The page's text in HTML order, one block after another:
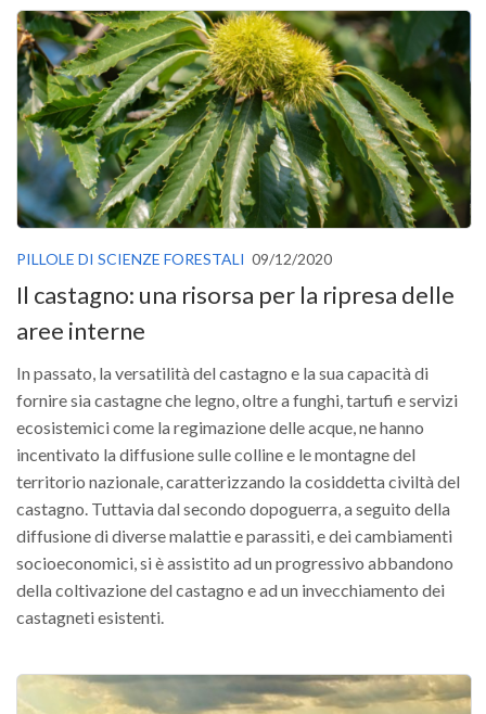
Versamento Quote di Iscrizione
Gruppi di Lavoro
Lista dei Gruppi di Lavoro SISEF
GdL Inquinamento e Foreste
GdL Terpeni in Ecologia
GdL Biodiversità Forestale
GdL Selvicoltura
GdL Ecologia del Suolo
GdL Pianificazione Forestale
GdL Geomatica Forestale
GdL Filiera del legno
GdL Gestione Incendi Boschivi
GdL Verde Urbano
GdL Comunicazione Forestale
GdL Foreste, Mitigazione, Adattamento
GdL Infrastrutture, Risorse, Innovazione
GdL “TreeTalkers”
PILLOLE DI SCIENZE FORESTALI 09/12/2020
Il castagno: una risorsa per la ripresa delle
aree interne
In passato, la versatilità del castagno e la sua capacità di
fornire sia castagne che legno, oltre a funghi, tartufi e servizi
ecosistemici come la regimazione delle acque, ne hanno
incentivato la diffusione sulle colline e le montagne del
territorio nazionale, caratterizzando la cosiddetta civiltà del
castagno. Tuttavia dal secondo dopoguerra, a seguito della
diffusione di diverse malattie e parassiti, e dei cambiamenti
socioeconomici, si è assistito ad un progressivo abbandono
della coltivazione del castagno e ad un invecchiamento dei
castagneti esistenti.